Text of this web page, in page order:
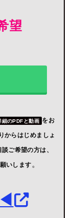
望
細のPDFと動画 をお
からはじめましょ
ご希望の方は、
いします 。